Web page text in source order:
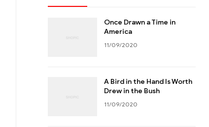
Once Drawn a Time in
America
11/09/2020
A Bird in the Hand Is Worth
Drew in the Bush
11/09/2020